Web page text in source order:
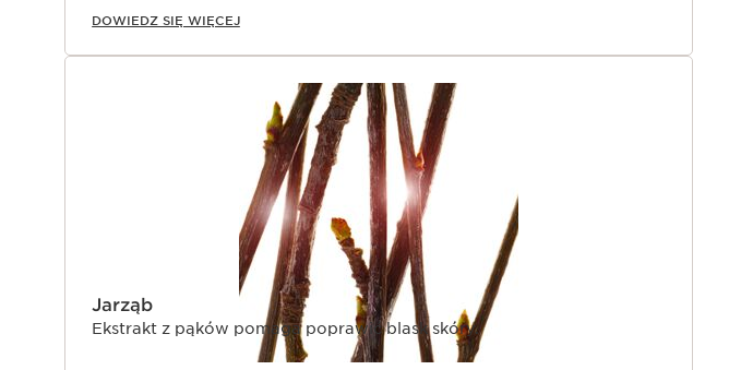
DOWIEDZ SIĘ WIĘCEJ
Jarząb
Ekstrakt z pąków pomaga poprawić blask skóry.